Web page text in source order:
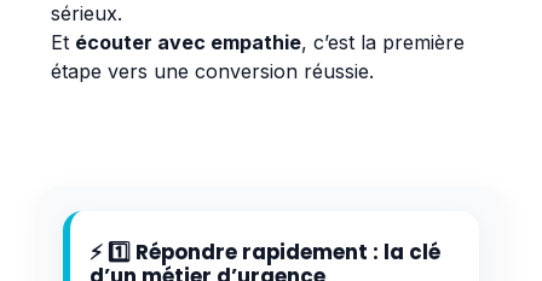
sérieux.
Et écouter avec empathie, c’est la première
étape vers une conversion réussie.
⚡ 1️⃣ Répondre rapidement : la clé